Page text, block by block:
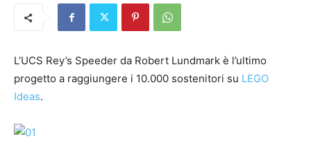
L’UCS Rey’s Speeder da Robert Lundmark è l’ultimo
progetto a raggiungere i 10.000 sostenitori su LEGO
Ideas.